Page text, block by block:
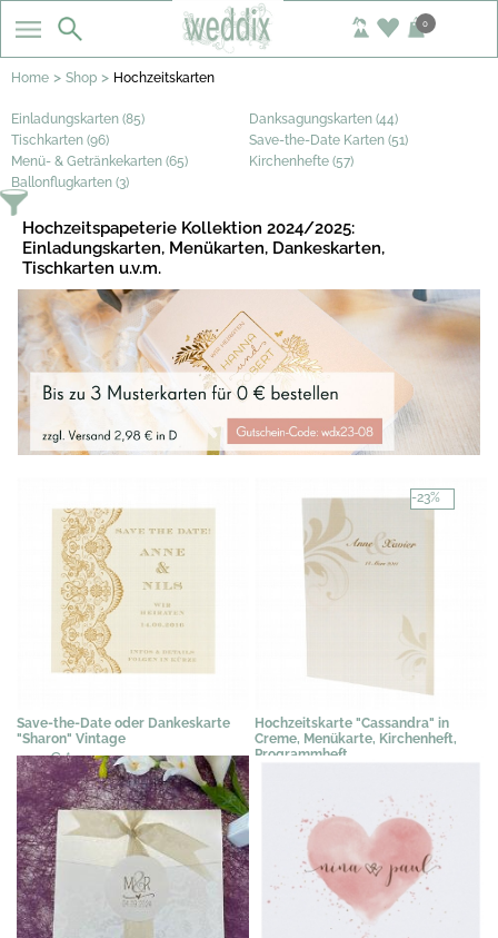
0
Home > Shop > Hochzeitskarten
Einladungskarten (85)
Danksagungskarten (44)
Tischkarten (96)
Save-the-Date Karten (51)
Menü- & Getränkekarten (65)
Kirchenhefte (57)
Ballonflugkarten (3)
Hochzeitspapeterie Kollektion 2024/2025:
Einladungskarten, Menükarten, Dankeskarten,
Tischkarten u.v.m.
Save-the-Date oder Dankeskarte
"Sharon" Vintage
0,71 €*
-23%
Hochzeitskarte "Cassandra" in
Creme, Menükarte, Kirchenheft,
Programmheft